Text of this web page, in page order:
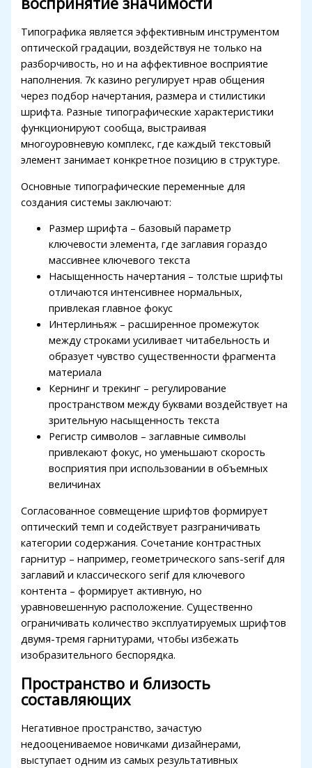
panel
panel
panel
panel
satın al
panel
Panel
Panel
panel
panel
panel
giriş
mp3 downloader
Типографика является эффективным инструментом
оптической градации, воздействуя не только на
разборчивость, но и на аффективное восприятие
наполнения. 7к казино регулирует нрав общения
через подбор начертания, размера и стилистики
шрифта. Разные типографические характеристики
функционируют сообща, выстраивая
многоуровневую комплекс, где каждый текстовый
элемент занимает конкретное позицию в структуре.
Основные типографические переменные для
создания системы заключают:
Размер шрифта – базовый параметр
ключевости элемента, где заглавия гораздо
массивнее ключевого текста
Насыщенность начертания – толстые шрифты
отличаются интенсивнее нормальных,
привлекая главное фокус
Интерлиньяж – расширенное промежуток
между строками усиливает читабельность и
образует чувство существенности фрагмента
материала
Кернинг и трекинг – регулирование
пространством между буквами воздействует на
зрительную насыщенность текста
Регистр символов – заглавные символы
привлекают фокус, но уменьшают скорость
восприятия при использовании в объемных
величинах
Согласованное совмещение шрифтов формирует
оптический темп и содействует разграничивать
категории содержания. Сочетание контрастных
гарнитур – например, геометрического sans-serif для
заглавий и классического serif для ключевого
контента – формирует активную, но
уравновешенную расположение. Существенно
ограничивать количество эксплуатируемых шрифтов
двумя-тремя гарнитурами, чтобы избежать
изобразительного беспорядка.
Пространство и близость
составляющих
Негативное пространство, зачастую
недооцениваемое новичками дизайнерами,
выступает одним из самых результативных